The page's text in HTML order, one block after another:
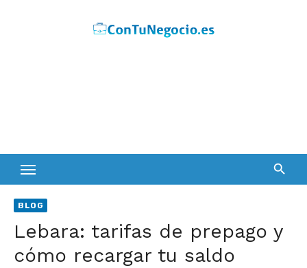
BLOG
Lebara: tarifas de prepago y
cómo recargar tu saldo